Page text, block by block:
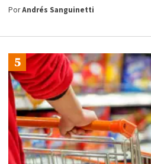
PorAndrés Sanguinetti